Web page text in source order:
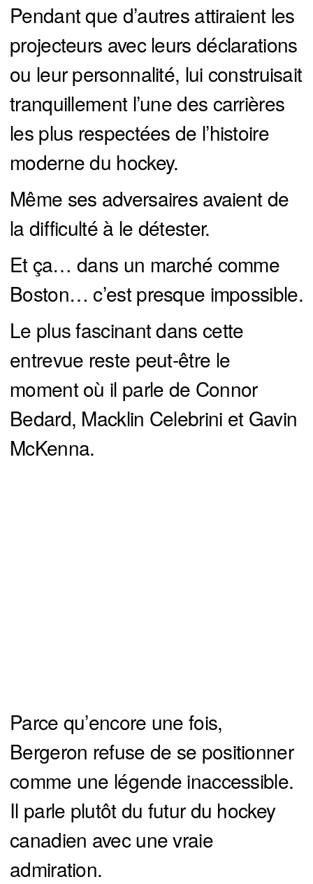
Pendant que d’autres attiraient les
projecteurs avec leurs déclarations
ou leur personnalité, lui construisait
tranquillement l’une des carrières
les plus respectées de l’histoire
moderne du hockey.
Même ses adversaires avaient de
la difficulté à le détester.
Et ça… dans un marché comme
Boston… c’est presque impossible.
Le plus fascinant dans cette
entrevue reste peut-être le
moment où il parle de Connor
Bedard, Macklin Celebrini et Gavin
McKenna.
Parce qu’encore une fois,
Bergeron refuse de se positionner
comme une légende inaccessible.
Il parle plutôt du futur du hockey
canadien avec une vraie
admiration.